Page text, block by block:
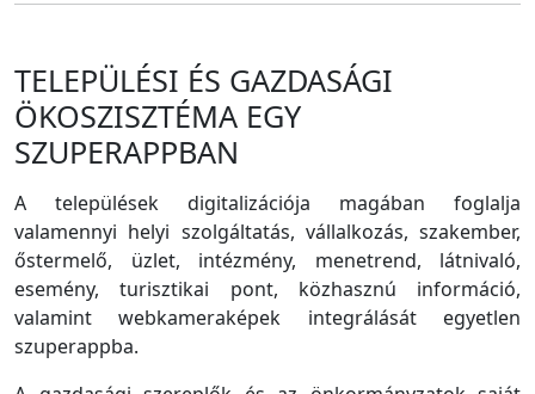
TELEPÜLÉSI ÉS GAZDASÁGI
ÖKOSZISZTÉMA EGY
SZUPERAPPBAN
A települések digitalizációja magában foglalja
valamennyi helyi szolgáltatás, vállalkozás, szakember,
őstermelő, üzlet, intézmény, menetrend, látnivaló,
esemény, turisztikai pont, közhasznú információ,
valamint webkameraképek integrálását egyetlen
szuperappba.